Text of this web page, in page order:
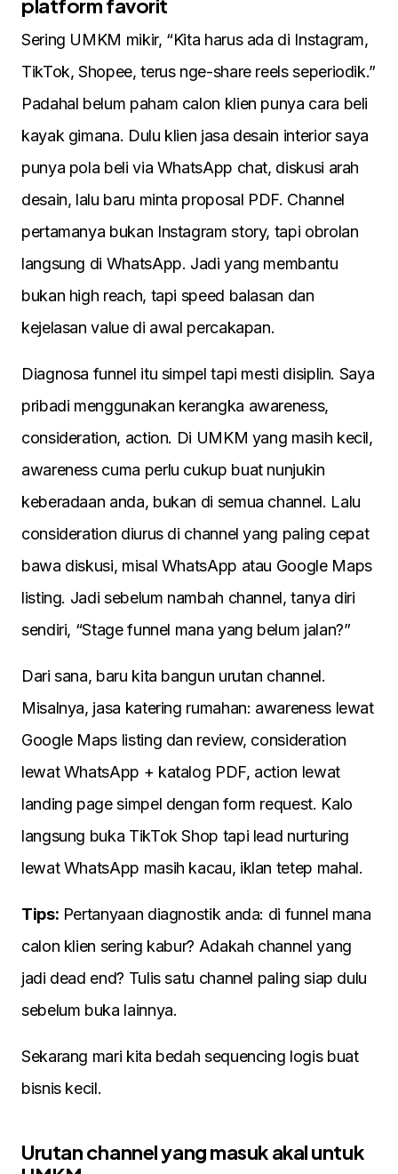
platform favorit
Sering UMKM mikir, “Kita harus ada di Instagram,
TikTok, Shopee, terus nge-share reels seperiodik.”
Padahal belum paham calon klien punya cara beli
kayak gimana. Dulu klien jasa desain interior saya
punya pola beli via WhatsApp chat, diskusi arah
desain, lalu baru minta proposal PDF. Channel
pertamanya bukan Instagram story, tapi obrolan
langsung di WhatsApp. Jadi yang membantu
bukan high reach, tapi speed balasan dan
kejelasan value di awal percakapan.
Diagnosa funnel itu simpel tapi mesti disiplin. Saya
pribadi menggunakan kerangka awareness,
consideration, action. Di UMKM yang masih kecil,
awareness cuma perlu cukup buat nunjukin
keberadaan anda, bukan di semua channel. Lalu
consideration diurus di channel yang paling cepat
bawa diskusi, misal WhatsApp atau Google Maps
listing. Jadi sebelum nambah channel, tanya diri
sendiri, “Stage funnel mana yang belum jalan?”
Dari sana, baru kita bangun urutan channel.
Misalnya, jasa katering rumahan: awareness lewat
Google Maps listing dan review, consideration
lewat WhatsApp + katalog PDF, action lewat
landing page simpel dengan form request. Kalo
langsung buka TikTok Shop tapi lead nurturing
lewat WhatsApp masih kacau, iklan tetep mahal.
Tips: Pertanyaan diagnostik anda: di funnel mana
calon klien sering kabur? Adakah channel yang
jadi dead end? Tulis satu channel paling siap dulu
sebelum buka lainnya.
Sekarang mari kita bedah sequencing logis buat
bisnis kecil.
Urutan channel yang masuk akal untuk